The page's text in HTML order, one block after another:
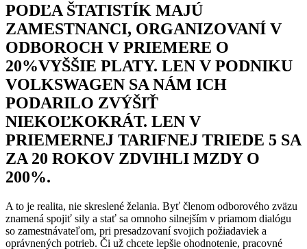
PODĽA ŠTATISTÍK MAJÚ
ZAMESTNANCI, ORGANIZOVANÍ V
ODBOROCH V PRIEMERE O
20%VYŠŠIE PLATY. LEN V PODNIKU
VOLKSWAGEN SA NÁM ICH
PODARILO ZVÝŠIŤ
NIEKOĽKOKRÁT. LEN V
PRIEMERNEJ TARIFNEJ TRIEDE 5 SA
ZA 20 ROKOV ZDVIHLI MZDY O
200%.
A to je realita, nie skreslené želania. Byť členom odborového zväzu
znamená spojiť sily a stať sa omnoho silnejším v priamom dialógu
so zamestnávateľom, pri presadzovaní svojich požiadaviek a
oprávnených potrieb. Či už chcete lepšie ohodnotenie, pracovné